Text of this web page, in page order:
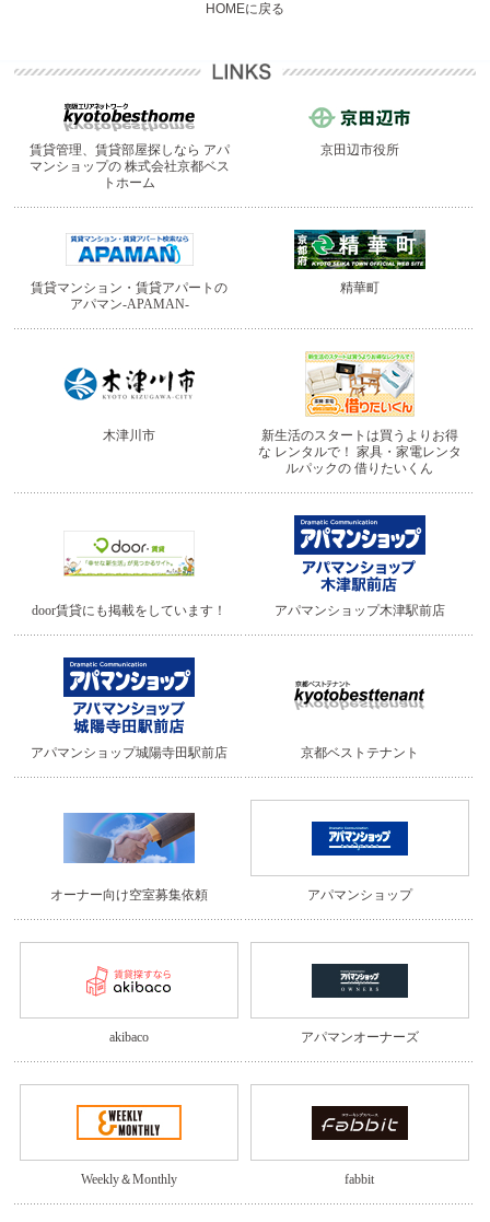
HOMEに戻る
賃貸管理、賃貸部屋探しなら アパ
マンショップの株式会社京都ベス
トホーム
京田辺市役所
賃貸マンション・賃貸アパートの
アパマン-APAMAN-
精華町
木津川市
新生活のスタートは買うよりお得
な レンタルで！ 家具・家電レンタ
ルパックの 借りたいくん
door賃貸にも掲載をしています！ アパマンショップ木津駅前店
アパマンショップ城陽寺田駅前店 京都ベストテナント
オーナー向け空室募集依頼 アパマンショップ
akibaco アパマンオーナーズ
Weekly＆Monthly fabbit